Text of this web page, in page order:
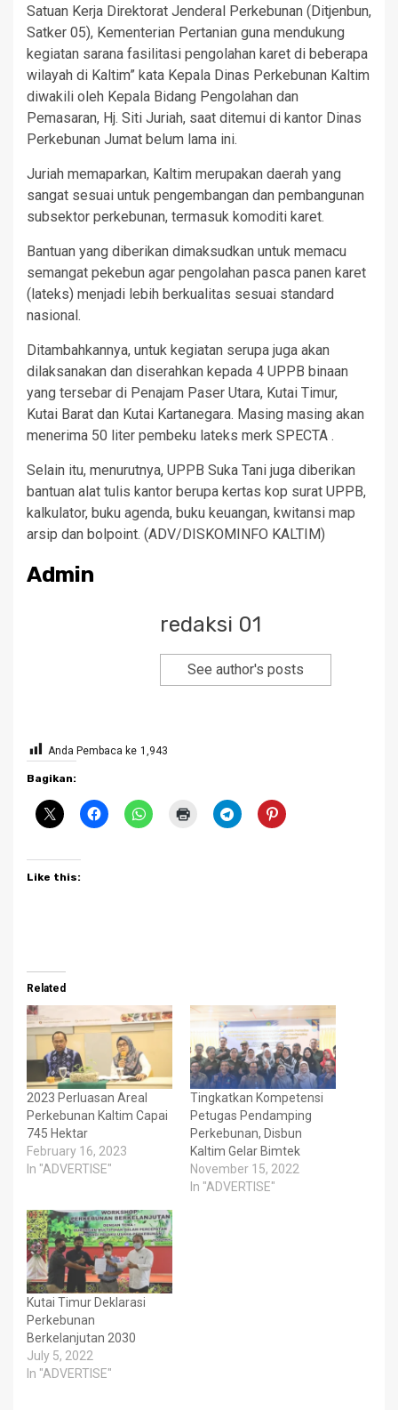
Satuan Kerja Direktorat Jenderal Perkebunan (Ditjenbun,
Satker 05), Kementerian Pertanian guna mendukung
kegiatan sarana fasilitasi pengolahan karet di beberapa
wilayah di Kaltim” kata Kepala Dinas Perkebunan Kaltim
diwakili oleh Kepala Bidang Pengolahan dan
Pemasaran, Hj. Siti Juriah, saat ditemui di kantor Dinas
Perkebunan Jumat belum lama ini.
Juriah memaparkan, Kaltim merupakan daerah yang
sangat sesuai untuk pengembangan dan pembangunan
subsektor perkebunan, termasuk komoditi karet.
Bantuan yang diberikan dimaksudkan untuk memacu
semangat pekebun agar pengolahan pasca panen karet
(lateks) menjadi lebih berkualitas sesuai standard
nasional.
Ditambahkannya, untuk kegiatan serupa juga akan
dilaksanakan dan diserahkan kepada 4 UPPB binaan
yang tersebar di Penajam Paser Utara, Kutai Timur,
Kutai Barat dan Kutai Kartanegara. Masing masing akan
menerima 50 liter pembeku lateks merk SPECTA .
Selain itu, menurutnya, UPPB Suka Tani juga diberikan
bantuan alat tulis kantor berupa kertas kop surat UPPB,
kalkulator, buku agenda, buku keuangan, kwitansi map
arsip dan bolpoint. (ADV/DISKOMINFO KALTIM)
Admin
redaksi 01
See author's posts
Anda Pembaca ke 1,943
Bagikan:
Like this:
Related
2023 Perluasan Areal
Perkebunan Kaltim Capai
745 Hektar
February 16, 2023
In "ADVERTISE"
Tingkatkan Kompetensi
Petugas Pendamping
Perkebunan, Disbun
Kaltim Gelar Bimtek
November 15, 2022
In "ADVERTISE"
Kutai Timur Deklarasi
Perkebunan
Berkelanjutan 2030
July 5, 2022
In "ADVERTISE"